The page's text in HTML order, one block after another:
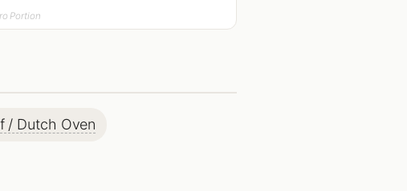
Portion
/ Dutch Oven